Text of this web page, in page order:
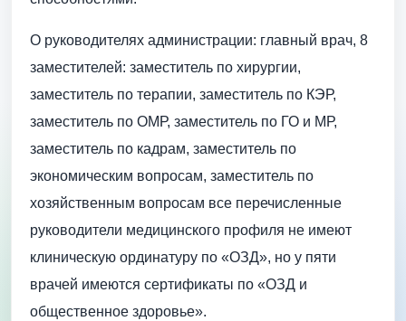
О руководителях администрации: главный врач, 8
заместителей: заместитель по хирургии,
заместитель по терапии, заместитель по КЭР,
заместитель по ОМР, заместитель по ГО и МР,
заместитель по кадрам, заместитель по
экономическим вопросам, заместитель по
хозяйственным вопросам все перечисленные
руководители медицинского профиля не имеют
клиническую ординатуру по «ОЗД», но у пяти
врачей имеются сертификаты по «ОЗД и
общественное здоровье».